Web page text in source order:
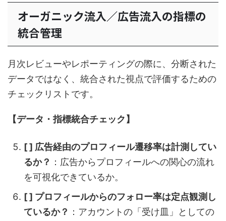
オーガニック流入／広告流入の指標の
統合管理
月次レビューやレポーティングの際に、分断された
データではなく、統合された視点で評価するための
チェックリストです。
【データ・指標統合チェック】
[ ] 広告経由のプロフィール遷移率は計測してい
るか？ ：広告からプロフィールへの関心の流れ
を可視化できているか。
[ ] プロフィールからのフォロー率は定点観測し
ているか？ ：アカウントの「受け皿」としての